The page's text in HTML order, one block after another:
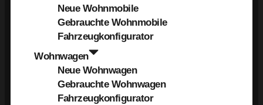
Neue Wohnmobile
Gebrauchte Wohnmobile
Fahrzeugkonfigurator
Wohnwagen
Neue Wohnwagen
Gebrauchte Wohnwagen
Fahrzeugkonfigurator